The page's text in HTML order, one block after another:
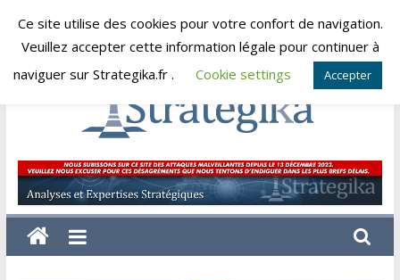
Skip
vendredi, août 7, 2026
Strategika
Expertise
et
Analyses
Ce site utilise des cookies pour votre confort de navigation.
Veuillez accepter cette information légale pour continuer à
naviguer sur Strategika.fr .
Cookie settings Accepter